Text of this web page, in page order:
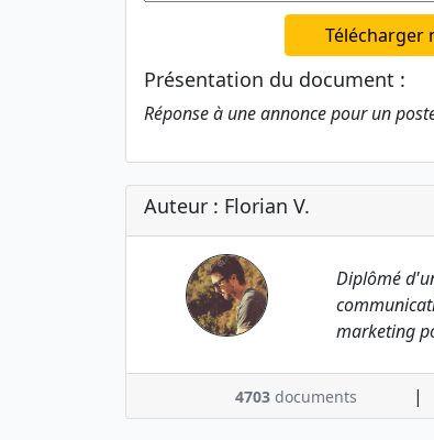
Télécharger
Présentation du document :
Réponse à une annonce pour un
Auteur : Florian V.
Diplômé
marketing
4703 documents |